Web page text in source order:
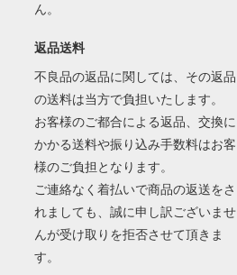
ん。
返品送料
不良品の返品に関しては、その返品
の送料は当方で負担いたします。
お客様のご都合による返品、交換に
かかる送料や振り込み手数料はお客
様のご負担となります。
ご連絡なく着払いで商品の返送をさ
れましても、誠に申し訳ございませ
んが受け取りを拒否させて頂きま
す。